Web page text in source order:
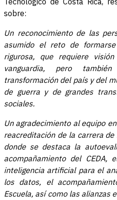
sobre:
Un reconocimiento de las
asumido el reto de
rigurosa, que requiere
vanguardia, pero
transformación del país y del
de guerra y de grandes
sociales.
Un agradecimiento al equipo
reacreditación de la carrera
donde se destaca la
acompañamiento del CEDA,
inteligencia artificial para el
los datos, el
Escuela, así como las alianzas